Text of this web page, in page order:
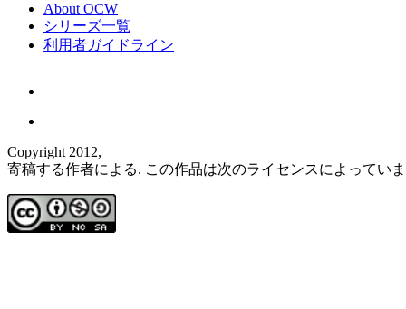
About OCW
シリーズ一覧
利用者ガイドライン
Copyright 2012,
寄稿する作者による. この作品は次のライセンスによってい